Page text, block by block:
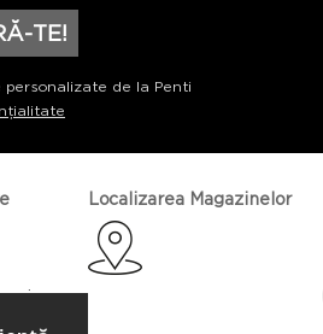
TE!
personalizate de la Penti
Localizarea Magazinelor